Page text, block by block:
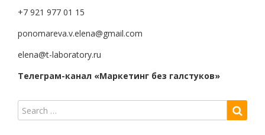
+7 921 977 01 15
ponomareva.v.elena@gmail.com
elena@t-laboratory.ru
Телеграм-канал «Маркетинг без галстуков»